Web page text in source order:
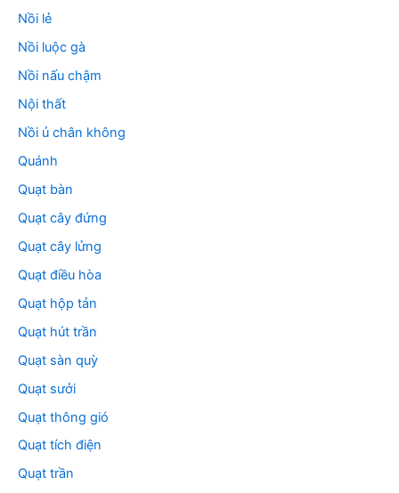
Nồi lẻ
Nồi luộc gà
Nồi nấu chậm
Nội thất
Nồi ủ chân không
Quánh
Quạt bàn
Quạt cây đứng
Quạt cây lửng
Quạt điều hòa
Quạt hộp tản
Quạt hút trần
Quạt sàn quỳ
Quạt sưởi
Quạt thông gió
Quạt tích điện
Quạt trần